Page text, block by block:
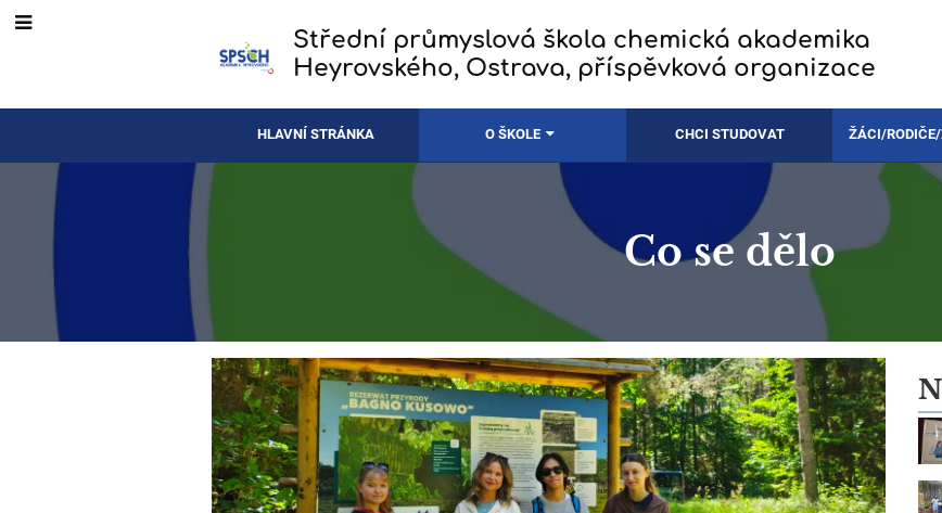
Střední průmyslová škola chemická akademika
Heyrovského, Ostrava, příspěvková organizace
HLAVNÍ STRÁNKA O ŠKOLE CHCI STUDOVAT ŽÁCI/
Co se dělo
Co
se
dělo